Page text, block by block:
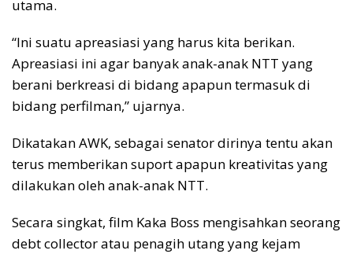
utama.
“Ini suatu apreasiasi yang harus kita berikan.
Apreasiasi ini agar banyak anak-anak NTT yang
berani berkreasi di bidang apapun termasuk di
bidang perfilman,” ujarnya.
Dikatakan AWK, sebagai senator dirinya tentu akan
terus memberikan suport apapun kreativitas yang
dilakukan oleh anak-anak NTT.
Secara singkat, film Kaka Boss mengisahkan seorang
debt collector atau penagih utang yang kejam